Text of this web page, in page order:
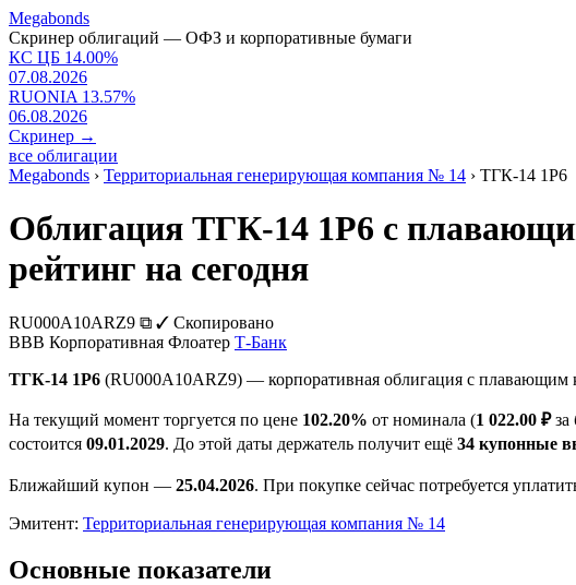
Megabonds
Скринер облигаций — ОФЗ и корпоративные бумаги
КС ЦБ 14.00%
07.08.2026
RUONIA 13.57%
06.08.2026
Скринер →
все облигации
Megabonds › Территориальная генерирующая компания № 14 › ТГК-14 1Р6
Облигация ТГК-14 1Р6 с
рейтинг на сегодня
RU000A10ARZ9 ⧉ ✓ Скопировано
BBB Корпоративная Флоатер Т-Банк
ТГК-14 1Р6 (RU000A10ARZ9) — корпоративная облигация с плавающим
На текущий момент торгуется по цене 102.20% от номинала (1 022.00 ₽за
состоится 09.01.2029. До этой даты держатель получит ещё 34 купонные
Ближайший купон — 25.04.2026. При покупке сейчас потребуется
Эмитент: Территориальная генерирующая компания № 14
Основные показатели